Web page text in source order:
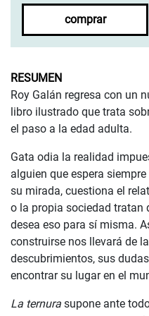
comprar
RESUMEN
Roy Galán regresa con un
libro ilustrado que trata
el paso a la edad adulta.
Gata odia la realidad
alguien que espera
su mirada, cuestiona el
o la propia sociedad tratan
desea eso para sí misma.
construirse nos llevará de
descubrimientos, sus
encontrar su lugar en el
La ternura supone ante